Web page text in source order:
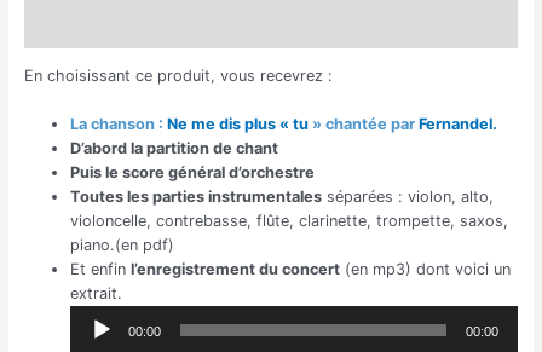
En choisissant ce produit, vous recevrez :
La chanson : Ne me dis plus « tu» chantée par Fernandel.
D’abord la partition de chant
Puis le score général d’orchestre
Toutes les parties instrumentalesséparées : violon, alto,
violoncelle, contrebasse, flûte, clarinette, trompette, saxos,
piano.(en pdf)
Et enfin l’enregistrement du concert(en mp3) dont voici un
extrait.
Lecteur
audio
00:00 00:00